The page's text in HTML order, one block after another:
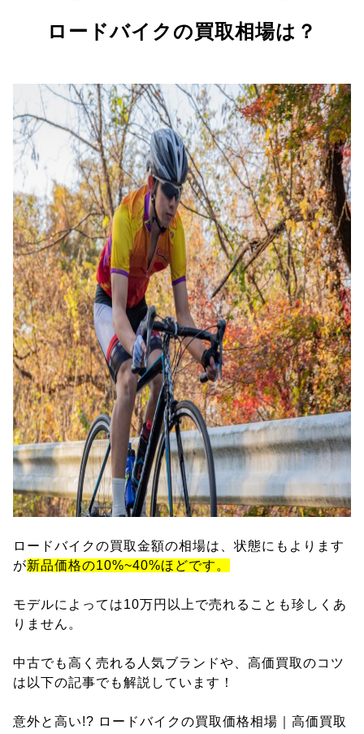
ロードバイクの買取相場は？
ロードバイクの買取金額の相場は、状態にもよります
が新品価格の10%~40%ほどです。
モデルによっては10万円以上で売れることも珍しくあ
りません。
中古でも高く売れる人気ブランドや、高価買取のコツ
は以下の記事でも解説しています！
意外と高い!? ロードバイクの買取価格相場｜高価買取